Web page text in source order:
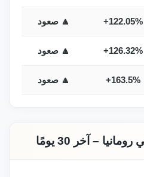
+122.05% 🔼 صعود
+126.32% 🔼 صعود
+163.5% 🔼 صعود
– آخر 30 يومًا